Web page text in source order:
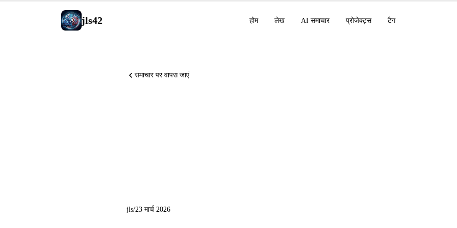
jls42 होम लेख AI समाचार प्रोजेक्ट्स टैग
समाचार पर वापस जाएं
jls/23 मार्च 2026